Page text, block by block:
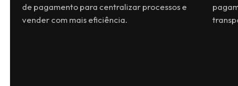
de pagamento para centralizar processos e
vender com mais eficiência.